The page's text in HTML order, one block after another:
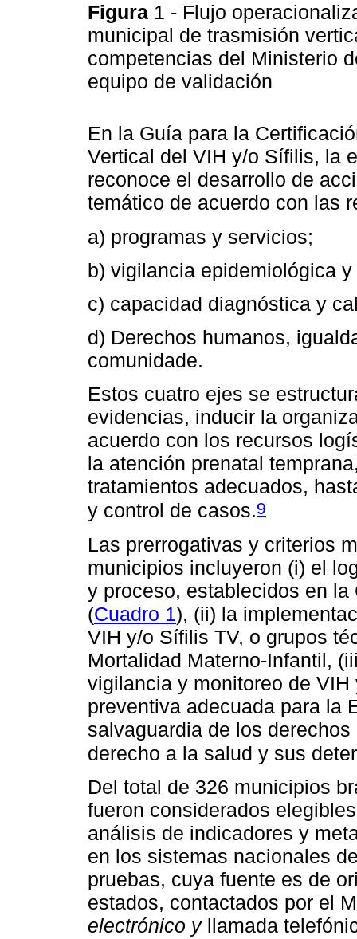
Figura 1 - Flujo
municipal de trasmisión
competencias del Ministerio
equipo de validación
En la Guía para la
Vertical del VIH y/o Sífilis, la
reconoce el desarrollo de
temático de acuerdo con las
a) programas y servicios;
b) vigilancia epidemiológica
c) capacidad diagnóstica y
d) Derechos humanos,
comunidade.
Estos cuatro ejes se
evidencias, inducir la
acuerdo con los recursos
la atención prenatal
tratamientos adecuados,
y control de casos.9
Las prerrogativas y criterios
municipios incluyeron (i) el
y proceso, establecidos en
(Cuadro 1), (ii) la
VIH y/o Sífilis TV, o grupos
Mortalidad Materno-Infantil,
vigilancia y monitoreo de
preventiva adecuada para la
salvaguardia de los
derecho a la salud y sus
Del total de 326 municipios
fueron considerados
análisis de indicadores y
en los sistemas nacionales
pruebas, cuya fuente es de
estados, contactados por el
electrónico yllamada